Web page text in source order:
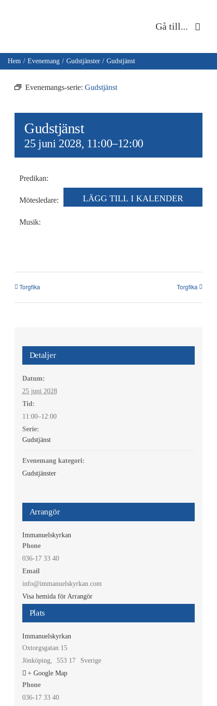
Gå till...
Hem
Om oss
Musik & kultur
Barn & unga
Nyheter
SÖK
Hem Evenemang Gudstjänster Gudstjänst
Evenemangs-serie: Gudstjänst
Gudstjänst
25 juni 2028, 11:00–12:00
Predikan:
Mötesledare:
Musik:
LÄGG TILL I KALENDER
Torgfika Torgfika
Detaljer
Datum:
25 juni 2028
Tid:
11:00–12:00
Serie:
Gudstjänst
Evenemang kategori:
Gudstjänster
Plats
Immanuelskyrkan
Oxtorgsgatan 15
Jönköping, 553 17
Sverige
+ Google Map
Phone
036-17 33 40
Arrangör
Immanuelskyrkan
Phone
036-17 33 40
Email
info@immanuelskyrkan.com
Visa hemida för Arrangör